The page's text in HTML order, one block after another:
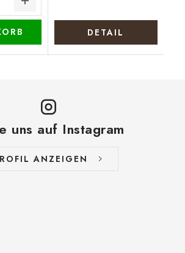
DETAIL
uns auf Instagram
ANZEIGEN